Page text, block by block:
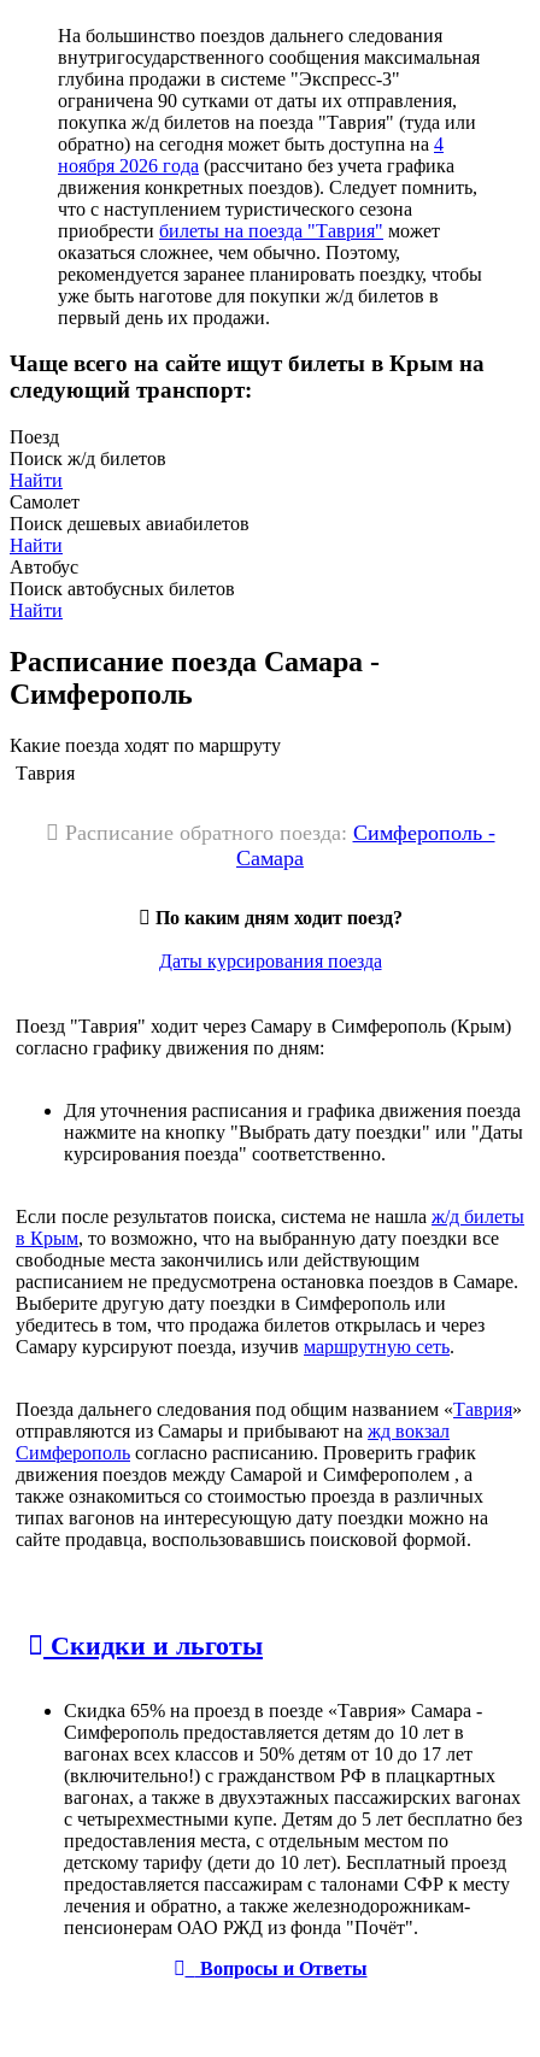
На большинство поездов дальнего следования
внутригосударственного сообщения максимальная
глубина продажи в системе "Экспресс-3"
ограничена 90 сутками от даты их отправления,
покупка ж/д билетов на поезда "Таврия" (туда или
обратно) на сегодня может быть доступна на 4
ноября 2026 года (рассчитано без учета графика
движения конкретных поездов). Следует помнить,
что с наступлением туристического сезона
приобрести билеты на поезда "Таврия" может
оказаться сложнее, чем обычно. Поэтому,
рекомендуется заранее планировать поездку, чтобы
уже быть наготове для покупки ж/д билетов в
первый день их продажи.
Чаще всего на сайте ищут билеты в Крым на
следующий транспорт:
Поезд
Поиск ж/д билетов
Найти
Самолет
Поиск дешевых авиабилетов
Найти
Автобус
Поиск автобусных билетов
Найти
Расписание поезда Самара -
Симферополь
Какие поезда ходят по маршруту
Таврия
Расписание обратного поезда: Симферополь -
Самара
По каким дням ходит поезд?
Даты курсирования поезда
Поезд "Таврия" ходит через Самару в Симферополь (Крым)
согласно графику движения по дням:
Для уточнения расписания и графика движения поезда
нажмите на кнопку "Выбрать дату поездки" или "Даты
курсирования поезда" соответственно.
Если после результатов поиска, система не нашла ж/д билеты
в Крым, то возможно, что на выбранную дату поездки все
свободные места закончились или действующим
расписанием не предусмотрена остановка поездов в Самаре.
Выберите другую дату поездки в Симферополь или
убедитесь в том, что продажа билетов открылась и через
Самару курсируют поезда, изучив маршрутную сеть.
Поезда дальнего следования под общим названием «Таврия»
отправляются из Самары и прибывают на жд вокзал
Симферополь согласно расписанию. Проверить график
движения поездов между Самарой и Симферополем , а
также ознакомиться со стоимостью проезда в различных
типах вагонов на интересующую дату поездки можно на
сайте продавца, воспользовавшись поисковой формой.
Скидки и льготы
Скидка 65% на проезд в поезде «Таврия» Самара -
Симферополь предоставляется детям до 10 лет в
вагонах всех классов и 50% детям от 10 до 17 лет
(включительно!) с гражданством РФ в плацкартных
вагонах, а также в двухэтажных пассажирских вагонах
с четырехместными купе. Детям до 5 лет бесплатно без
предоставления места, с отдельным местом по
детскому тарифу (дети до 10 лет). Бесплатный проезд
предоставляется пассажирам с талонами СФР к месту
лечения и обратно, а также железнодорожникам-
пенсионерам ОАО РЖД из фонда "Почёт".
Вопросы и Ответы